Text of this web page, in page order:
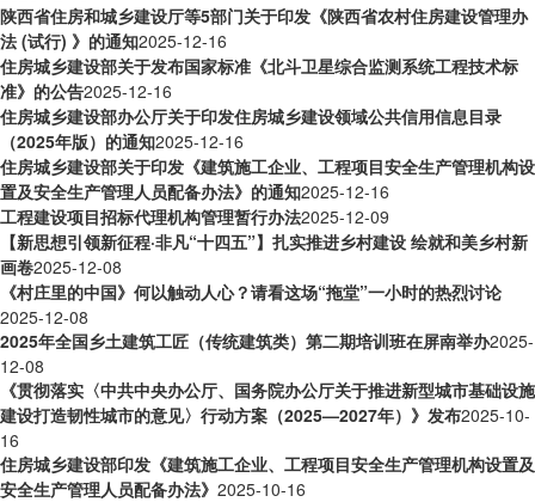
陕西省住房和城乡建设厅等5部门关于印发《陕西省农村住房建设管理办
法 (试行) 》的通知2025-12-16
住房城乡建设部关于发布国家标准《北斗卫星综合监测系统工程技术标
准》的公告2025-12-16
住房城乡建设部办公厅关于印发住房城乡建设领域公共信用信息目录
（2025年版）的通知2025-12-16
住房城乡建设部关于印发《建筑施工企业、工程项目安全生产管理机构设
置及安全生产管理人员配备办法》的通知2025-12-16
工程建设项目招标代理机构管理暂行办法2025-12-09
【新思想引领新征程·非凡“十四五”】扎实推进乡村建设 绘就和美乡村新
画卷2025-12-08
《村庄里的中国》何以触动人心？请看这场“拖堂”一小时的热烈讨论
2025-12-08
2025年全国乡土建筑工匠（传统建筑类）第二期培训班在屏南举办2025-
12-08
《贯彻落实〈中共中央办公厅、国务院办公厅关于推进新型城市基础设施
建设打造韧性城市的意见〉行动方案（2025—2027年）》发布2025-10-
16
住房城乡建设部印发《建筑施工企业、工程项目安全生产管理机构设置及
安全生产管理人员配备办法》 2025-10-16